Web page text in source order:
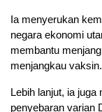
Ia menyerukan
negara ekonomi
membantu
menjangkau vaksin.
Lebih lanjut, ia juga
penyebaran varian